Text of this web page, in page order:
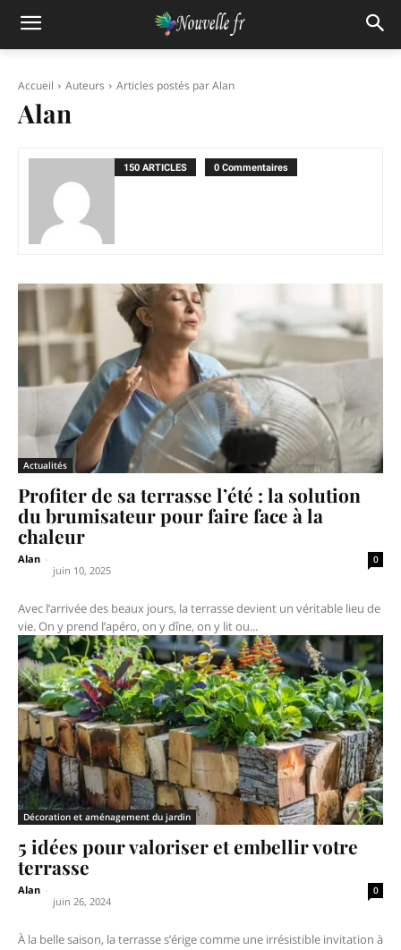
Accueil Auteurs Articles postés par Alan
Alan
150 ARTICLES 0 Commentaires
Actualités
Profiter de sa terrasse l’été : la solution
du brumisateur pour faire face à la
chaleur
Alan
juin 10, 2025
0
Avec l’arrivée des beaux jours, la terrasse devient un véritable lieu de
vie. On y prend l’apéro, on y dîne, on y lit ou...
Décoration et aménagement du jardin
5 idées pour valoriser et embellir votre
terrasse
Alan
juin 26, 2024
0
À la belle saison, la terrasse s’érige comme une irrésistible invitation à